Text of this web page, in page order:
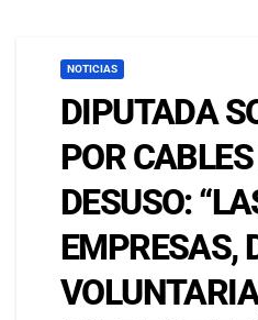
NOTICIAS
DIPUTADA
POR
DESUSO:
EMPRESAS,